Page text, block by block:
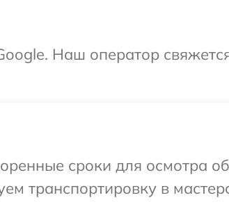
Наш оператор
сроки для осмотра
транспортировку в